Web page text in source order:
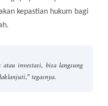
kepastian hukum bagi
investasi, bisa langsung
tegasnya.